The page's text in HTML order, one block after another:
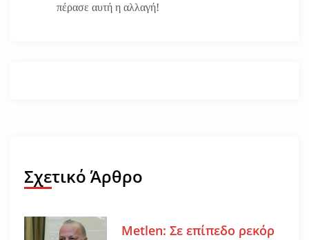
πέρασε αυτή η αλλαγή!
Σχετικό Άρθρο
Metlen: Σε επίπεδο ρεκόρ